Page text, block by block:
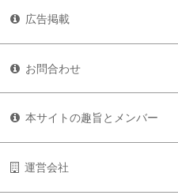
広告掲載
お問合わせ
本サイトの趣旨とメンバー
運営会社